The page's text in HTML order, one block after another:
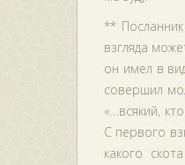
**
взгляда
он имел в
совершил
«…всякий,
С первого
какого